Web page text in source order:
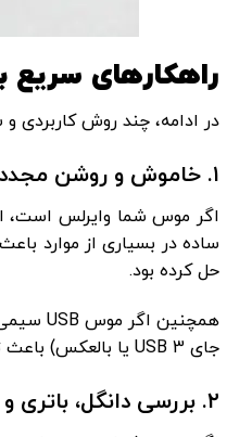
راهکارهای
در ادامه، چند روش کاربردی
۱. خاموش و روشن مجدد موس و دانگل
حل کرده بود.
جای USB 3 یا بالعکس) باعث ثبات عملکرد می‌شود.
۲. بررسی دانگل، باتری و فاصله موس از دانگل